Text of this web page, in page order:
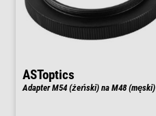
ASToptics
Adapter M54 (żeński) na M48 (męski)